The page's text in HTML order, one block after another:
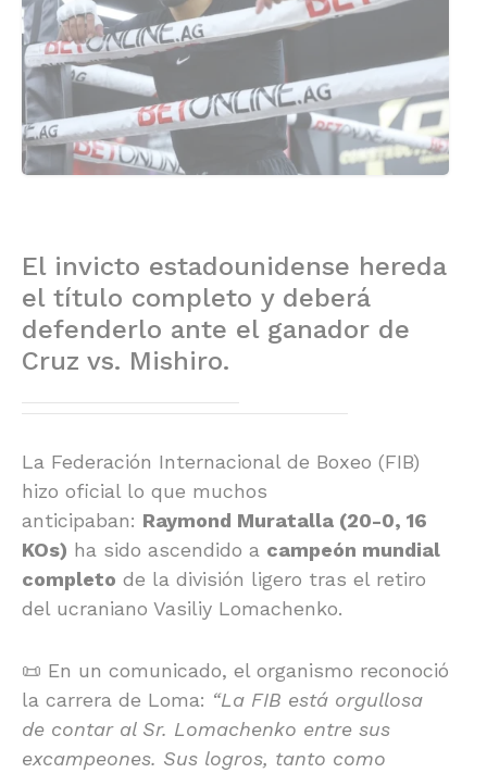
El invicto estadounidense hereda
el título completo y deberá
defenderlo ante el ganador de
Cruz vs. Mishiro.
La Federación Internacional de Boxeo (FIB)
hizo oficial lo que muchos
anticipaban: Raymond Muratalla (20-0, 16
KOs) ha sido ascendido a campeón mundial
completo de la división ligero tras el retiro
del ucraniano Vasiliy Lomachenko.
📜 En un comunicado, el organismo reconoció
la carrera de Loma: “La FIB está orgullosa
de contar al Sr. Lomachenko entre sus
excampeones. Sus logros, tanto como